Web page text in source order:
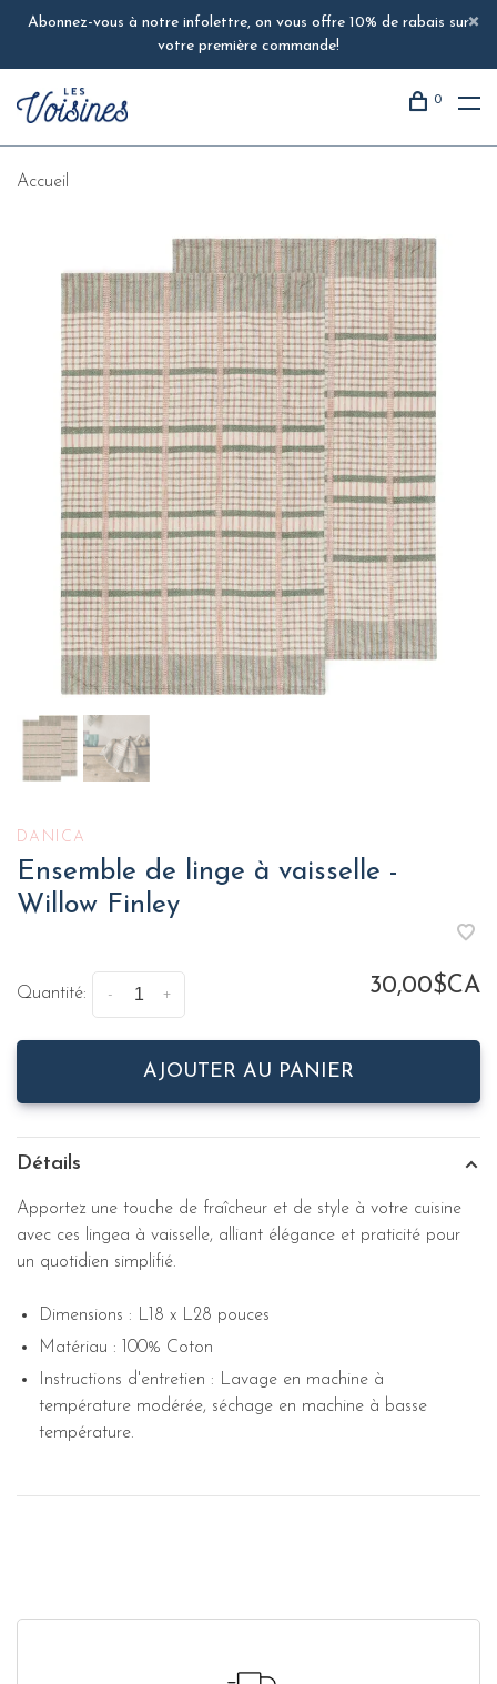
Abonnez-vous à notre infolettre, on vous offre 10% de rabais sur
votre première commande!
0
Accueil
DANICA
Ensemble de linge à vaisselle -
Willow Finley
Quantité: +
- 30,00$CA
AJOUTER AU PANIER
Détails
Apportez une touche de fraîcheur et de style à votre cuisine
avec ces lingea à vaisselle, alliant élégance et praticité pour
un quotidien simplifié.
Dimensions : L18 x L28 pouces
Matériau : 100% Coton
Instructions d'entretien : Lavage en machine à
température modérée, séchage en machine à basse
température.